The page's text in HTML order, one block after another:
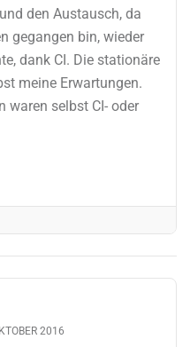
den Austausch, da
gegangen bin, wieder
dank CI. Die stationäre
meine Erwartungen.
waren selbst CI- oder
2016